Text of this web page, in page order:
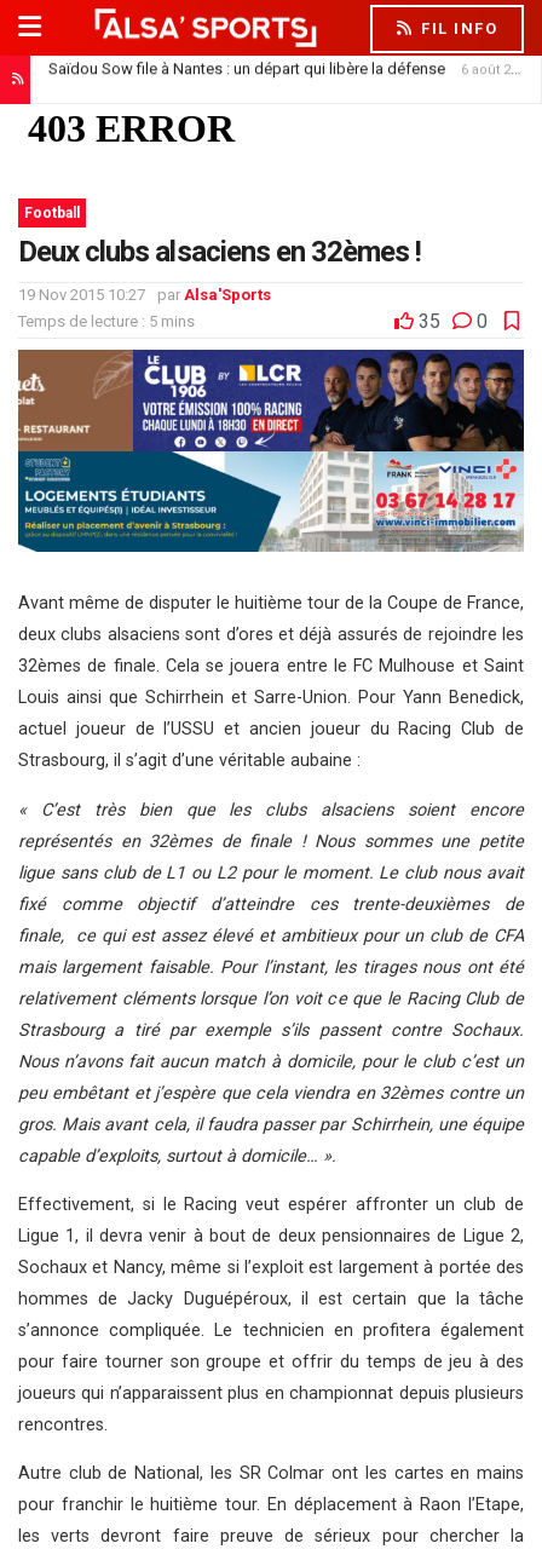
FIL INFO
Saïdou Sow file à Nantes : un départ qui libère la défense 6 août 2026
Football
Deux clubs alsaciens en 32èmes !
19 Nov 2015 10:27 par Alsa'Sports
Temps de lecture : 5 mins
35 0
Avant même de disputer le huitième tour de la Coupe de France,
deux clubs alsaciens sont d’ores et déjà assurés de rejoindre les
32èmes de finale. Cela se jouera entre le FC Mulhouse et Saint
Louis ainsi que Schirrhein et Sarre-Union. Pour Yann Benedick,
actuel joueur de l’USSU et ancien joueur du Racing Club de
Strasbourg, il s’agit d’une véritable aubaine :
« C’est très bien que les clubs alsaciens soient encore
représentés en 32èmes de finale ! Nous sommes une petite
ligue sans club de L1 ou L2 pour le moment. Le club nous avait
fixé comme objectif d’atteindre ces trente-deuxièmes de
finale, ce qui est assez élevé et ambitieux pour un club de CFA
mais largement faisable. Pour l’instant, les tirages nous ont été
relativement cléments lorsque l’on voit ce que le Racing Club de
Strasbourg a tiré par exemple s’ils passent contre Sochaux.
Nous n’avons fait aucun match à domicile, pour le club c’est un
peu embêtant et j’espère que cela viendra en 32èmes contre un
gros. Mais avant cela, il faudra passer par Schirrhein, une équipe
capable d’exploits, surtout à domicile… ».
Effectivement, si le Racing veut espérer affronter un club de
Ligue 1, il devra venir à bout de deux pensionnaires de Ligue 2,
Sochaux et Nancy, même si l’exploit est largement à portée des
hommes de Jacky Duguépéroux, il est certain que la tâche
s’annonce compliquée. Le technicien en profitera également
pour faire tourner son groupe et offrir du temps de jeu à des
joueurs qui n’apparaissent plus en championnat depuis plusieurs
rencontres.
Autre club de National, les SR Colmar ont les cartes en mains
pour franchir le huitième tour. En déplacement à Raon l’Etape,
les verts devront faire preuve de sérieux pour chercher la